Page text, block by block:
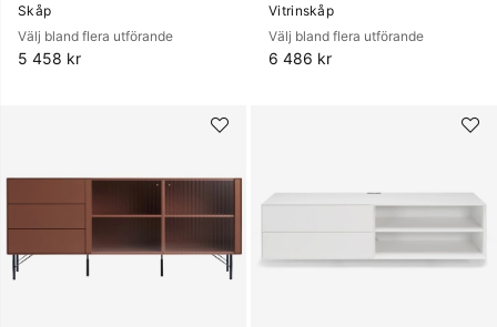
Skåp
Välj bland flera utförande
5 458 kr
Vitrinskåp
Välj bland flera utförande
6 486 kr